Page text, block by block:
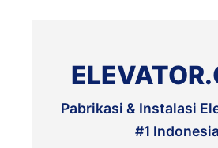
Pabrikasi & Instalasi
#1 Indonesia